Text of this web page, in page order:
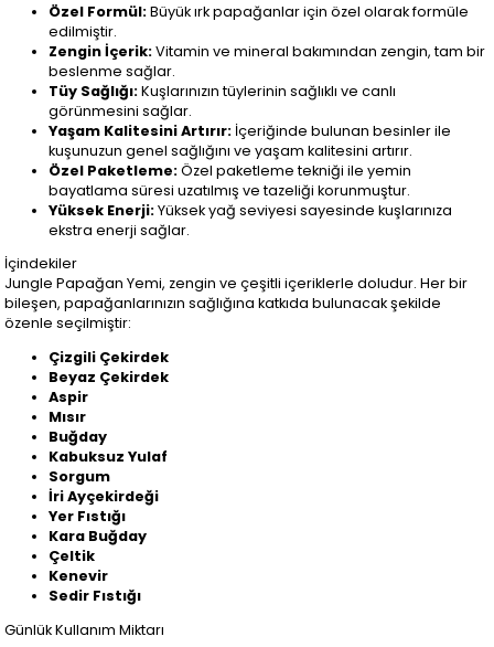
Özel Formül:Büyük ırk papağanlar için özel olarak formüle
edilmiştir.
Zengin İçerik:Vitamin ve mineral bakımından zengin, tam bir
beslenme sağlar.
Tüy Sağlığı:Kuşlarınızın tüylerinin sağlıklı ve canlı
görünmesini sağlar.
Yaşam Kalitesini Artırır: İçeriğinde bulunan besinler ile
kuşunuzun genel sağlığını ve yaşam kalitesini artırır.
Özel Paketleme:Özel paketleme tekniği ile yemin
bayatlama süresi uzatılmış ve tazeliği korunmuştur.
Yüksek Enerji:Yüksek yağ seviyesi sayesinde kuşlarınıza
ekstra enerji sağlar.
İçindekiler
Jungle Papağan Yemi, zengin ve çeşitli içeriklerle doludur. Her bir
bileşen, papağanlarınızın sağlığına katkıda bulunacak şekilde
özenle seçilmiştir:
Çizgili Çekirdek
Beyaz Çekirdek
Aspir
Mısır
Buğday
Kabuksuz Yulaf
Sorgum
İri Ayçekirdeği
Yer Fıstığı
Kara Buğday
Çeltik
Kenevir
Sedir Fıstığı
Günlük Kullanım Miktarı